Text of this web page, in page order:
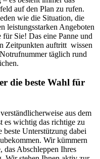
auf den Plan zu rufen.
wie die Situation, die
leistungsstarken Angeboten
Sie! Das eine Panne und
Zeitpunkten auftritt wissen
täglich rund
die beste Wahl für
aus dem
es wichtig das richtige zu
Unterstützung dabei
Wir kümmern
das Abschleppen Ihres